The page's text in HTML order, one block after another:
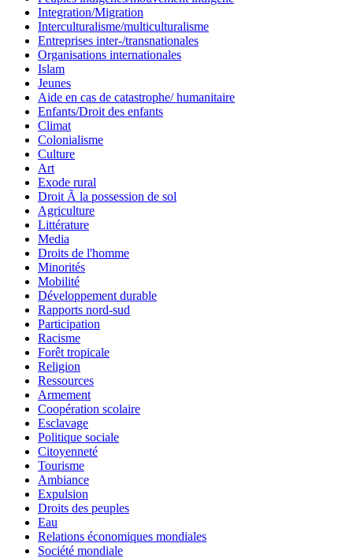
Integration/Migration
Interculturalisme/multiculturalisme
Entreprises inter-/transnationales
Organisations internationales
Islam
Jeunes
Aide en cas de catastrophe/ humanitaire
Enfants/Droit des enfants
Climat
Colonialisme
Culture
Art
Exode rural
Droit Ã la possession de sol
Agriculture
Littérature
Media
Droits de l'homme
Minorités
Mobilité
Développement durable
Rapports nord-sud
Participation
Racisme
Forêt tropicale
Religion
Ressources
Armement
Coopération scolaire
Esclavage
Politique sociale
Citoyenneté
Tourisme
Ambiance
Expulsion
Droits des peuples
Eau
Relations économiques mondiales
Société mondiale